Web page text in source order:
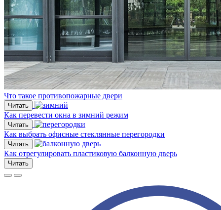
Что такое противопожарные двери
Читать
Как перевести окна в зимний режим
Читать
Как выбрать офисные стеклянные перегородки
Читать
Как отрегулировать пластиковую балконную дверь
Читать